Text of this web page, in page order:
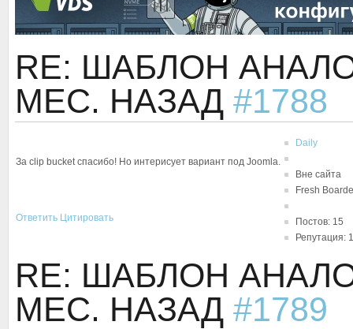
RE: ШАБЛОН
МЕС. НАЗАД #1788
За clip bucket спасибо! Но интерисует вариант под Joomla.
Daily
Вне сайта
Fresh
Постов: 15
Репутация: 1
Ответить Цитировать
RE: ШАБЛОН
МЕС. НАЗАД #1789